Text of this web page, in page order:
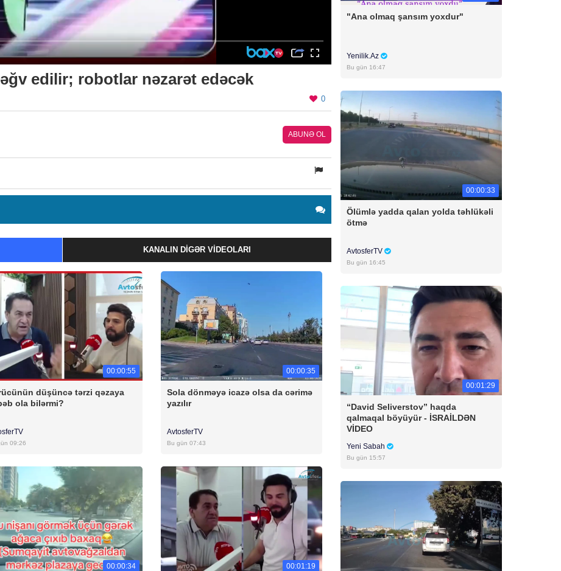
edilir; robotlar nəzarət edəcək
0
ABUNƏ OL
KANALIN DIGƏR VIDEOLARI
00:00:55
düşüncə tərzi qəzaya
ola bilərmi?
09:26
00:00:35
Sola dönməyə icazə olsa da cərimə
yazılır
AvtosferTV
Bu gün 07:43
00:00:34 00:01:19
"Ana olmaq şansım yoxdur"
Yenilik.Az
Bu gün 16:47
00:00:33
Ölümlə yadda qalan yolda təhlükəli
ötmə
AvtosferTV
Bu gün 16:45
00:01:29
“David Seliverstov” haqda
qalmaqal böyüyür - İSRAİLDƏN
VİDEO
Yeni Sabah
Bu gün 15:57